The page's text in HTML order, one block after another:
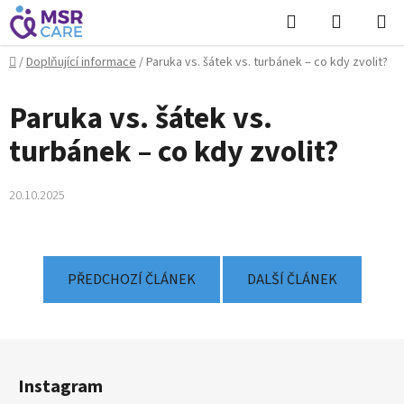
Přejít
na
obsah
Hledat
KOŠÍK
Domů
/Doplňující informace/Paruka vs. šátek vs. turbánek – co kdy zvolit?
Paruka vs. šátek vs.
turbánek – co kdy zvolit?
20.10.2025
PŘEDCHOZÍ ČLÁNEK DALŠÍ ČLÁNEK
Instagram